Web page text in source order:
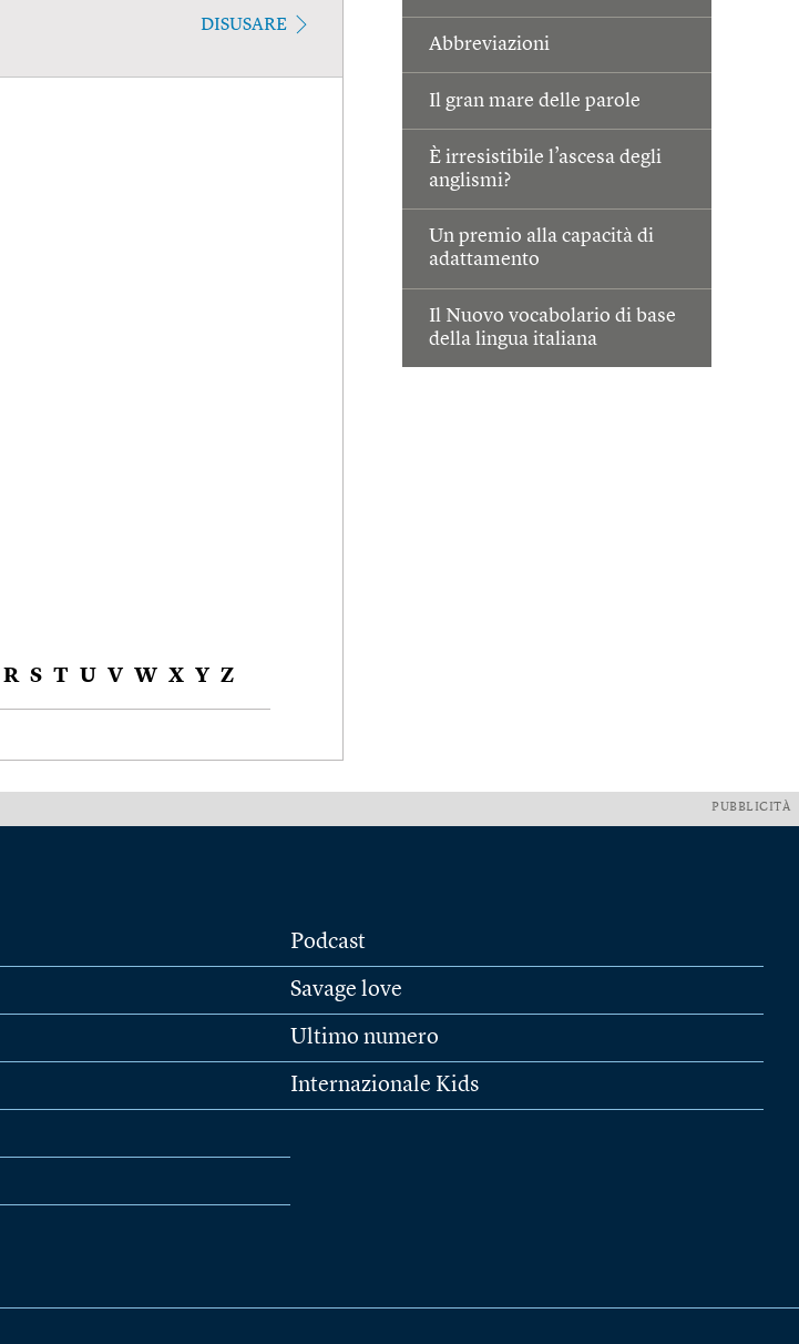
Abbreviazioni
Il gran mare delle parole
È irresistibile l’ascesa degli
anglismi?
Un premio alla capacità di
adattamento
Il Nuovo vocabolario di base
della lingua italiana
DISUSARE
R S T U V W X Y Z
PUBBLICITÀ
Podcast
Savage love
Ultimo numero
Internazionale Kids